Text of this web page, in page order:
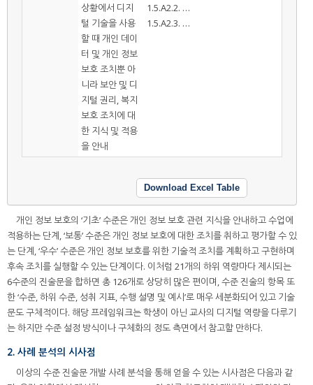
상황에서 디지
털 기술을 사용
할 때 개인 데이
터 및 개인 정보
보호 조치뿐 아
니라 보안 및 디
지털 권리, 복지
보호 조치에 대
한 지식 및 적용
을 안내
1.5.A2.2. …
1.5.A2.3. …
Download Excel Table
개인 정보 보호의 ‘기초’ 수준은 개인 정보 보호 관련 지식을 안내하고 수업에
적용하는 단계, ‘보통’ 수준은 개인 정보 보호에 대한 조치를 취하고 평가할 수 있
는 단계, ‘우수’ 수준은 개인 정보 보호를 위한 기술적 조치를 계획하고 구현하며
후속 조치를 실행할 수 있는 단계이다. 이처럼 21개의 하위 역량마다 제시되는
6수준의 진술문을 합하면 총 126개로 상당히 많은 편이며, 수준 진술의 항목 또
한 ‘수준, 하위 수준, 성취 지표, 수행 설명 및 예시’로 매우 세분화되어 있고 기술
문도 구체적이다. 해당 프레임워크는 학생이 아닌 교사의 디지털 역량을 다루기
는 하지만 수준 설정 방식이나 구체화의 정도 측면에서 참고할 만하다.
2. 사례 분석의 시사점
이상의 수준 진술문 개발 사례 분석을 통해 얻을 수 있는 시사점은 다음과 같